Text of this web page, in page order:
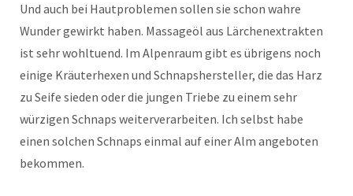
Und auch bei Hautproblemen sollen sie schon wahre
Wunder gewirkt haben. Massageöl aus Lärchenextrakten
ist sehr wohltuend. Im Alpenraum gibt es übrigens noch
einige Kräuterhexen und Schnapshersteller, die das Harz
zu Seife sieden oder die jungen Triebe zu einem sehr
würzigen Schnaps weiterverarbeiten. Ich selbst habe
einen solchen Schnaps einmal auf einer Alm angeboten
bekommen.